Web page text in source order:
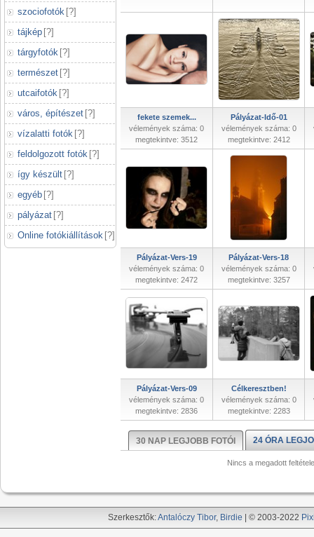
szociofotók [?]
tájkép [?]
tárgyfotók [?]
természet [?]
utcaifotók [?]
város, építészet [?]
vízalatti fotók [?]
feldolgozott fotók [?]
így készült [?]
egyéb [?]
pályázat [?]
Online fotókiállítások [?]
fekete szemek...
vélemények száma: 0
megtekintve: 3512
Pályázat-Idő-01
vélemények száma: 0
megtekintve: 2412
Pályázat-Vers-19
vélemények száma: 0
megtekintve: 2472
Pályázat-Vers-18
vélemények száma: 0
megtekintve: 3257
Pályázat-Vers-09
vélemények száma: 0
megtekintve: 2836
Célkeresztben!
vélemények száma: 0
megtekintve: 2283
30 NAP LEGJOBB FOTÓI 24 ÓRA
Nincs a megadott
Szerkesztők:Antalóczy Tibor, Birdie | © 2003-2022